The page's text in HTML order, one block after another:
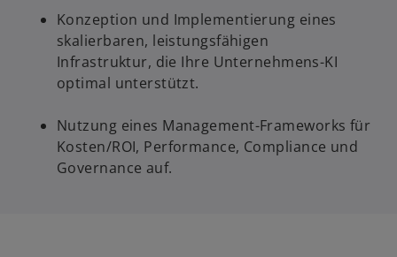
Konzeption und Implementierung eines
skalierbaren, leistungsfähigen
Infrastruktur, die Ihre Unternehmens-KI
optimal unterstützt.
Nutzung eines Management-Frameworks für
Kosten/ROI, Performance, Compliance und
Governance auf.